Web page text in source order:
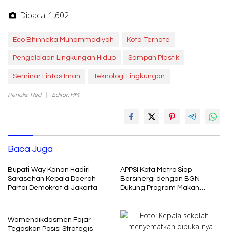
Dibaca: 1,602
Eco Bhinneka Muhammadiyah Kota Ternate
Pengelolaan Lingkungan Hidup Sampah Plastik
Seminar Lintas Iman Teknologi Lingkungan
Penulis: Red Editor: HM
Baca Juga
Bupati Way Kanan Hadiri
Sarasehan Kepala Daerah
Partai Demokrat di Jakarta
APPSI Kota Metro Siap
Bersinergi dengan BGN
Dukung Program Makan
Wamendikdasmen Fajar
Tegaskan Posisi Strategis